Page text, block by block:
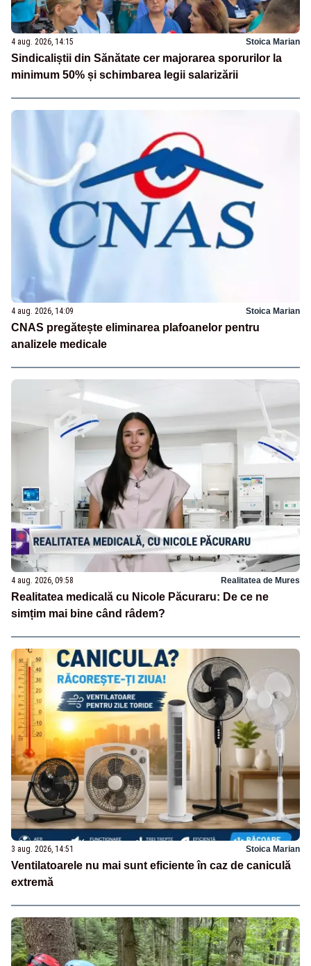
4 aug. 2026, 14:15 Stoica Marian
Sindicaliștii din Sănătate cer majorarea sporurilor la
minimum 50% și schimbarea legii salarizării
4 aug. 2026, 14:09 Stoica Marian
CNAS pregătește eliminarea plafoanelor pentru
analizele medicale
4 aug. 2026, 09:58 Realitatea de Mures
Realitatea medicală cu Nicole Păcuraru: De ce ne
simțim mai bine când râdem?
3 aug. 2026, 14:51 Stoica Marian
Ventilatoarele nu mai sunt eficiente în caz de caniculă
extremă